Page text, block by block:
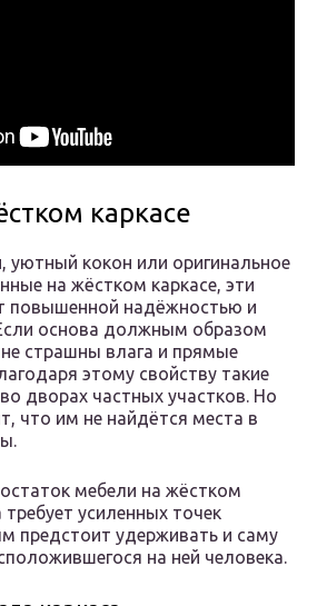
каркасе
уютный кокон или оригинальное
на жёстком каркасе, эти
повышенной надёжностью и
основа должным образом
страшны влага и прямые
этому свойству такие
дворах частных участков. Но
что им не найдётся места в
мебели на жёстком
усиленных точек
предстоит удерживать и саму
на ней человека.